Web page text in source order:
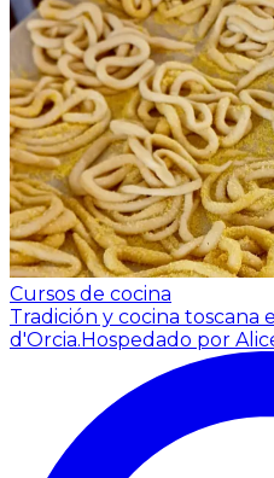
Cursos de cocina
Tradición y cocina toscana
d'Orcia. Hospedado por